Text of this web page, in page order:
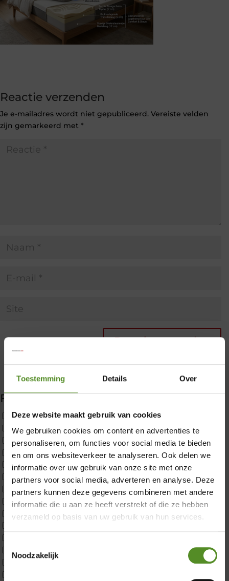
Toestemming Details Over
Deze website maakt gebruik van cookies
We gebruiken cookies om content en advertenties te
personaliseren, om functies voor social media te bieden
en om ons websiteverkeer te analyseren. Ook delen we
informatie over uw gebruik van onze site met onze
partners voor social media, adverteren en analyse. Deze
partners kunnen deze gegevens combineren met andere
informatie die u aan ze heeft verstrekt of die ze hebben
verzameld op basis van uw gebruik van hun services.
Toestemmingsselectie
Noodzakelijk
Reactie verzenden
Je e-mailadres wordt niet gepubliceerd. Vereiste velden
zijn gemarkeerd met *
Filter producten
Uncategorized
2x p650 1pers
Custom
CustomBoxspring
ErkendMatras 1 Pers
ErkendMatras 2 Pers
ErkendMatras twijfelaar product
Matrassen
Matrastopper 10cm
P650 1 pers
×